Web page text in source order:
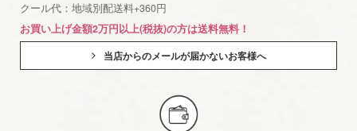
クール代：地域別配送料+360円
お買い上げ金額2万円以上(税抜)の方は送料無料！
当店からのメールが届かないお客様へ